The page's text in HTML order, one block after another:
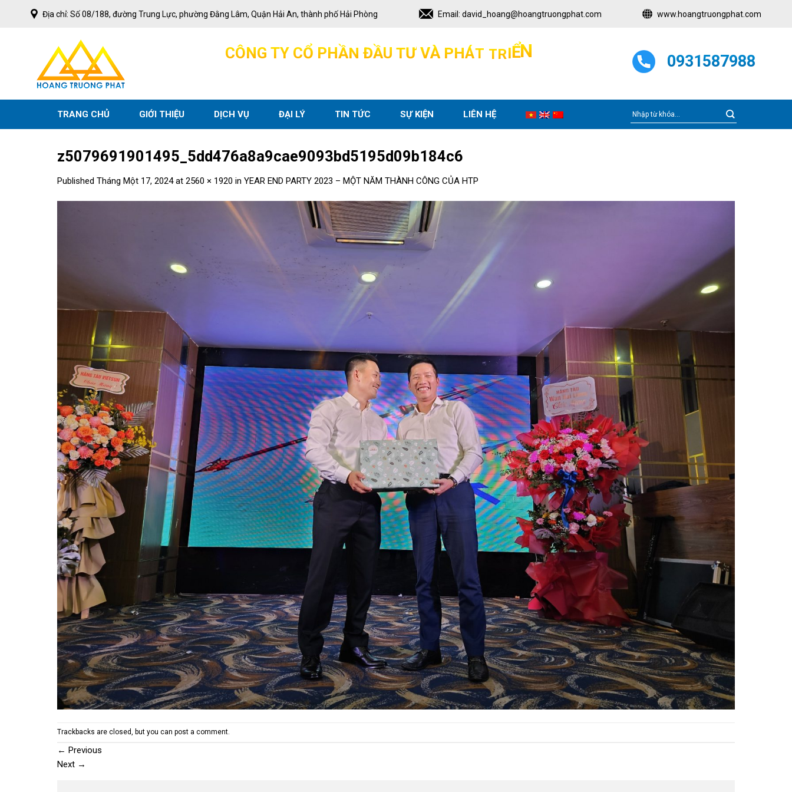
Địa chỉ: Số 08/188, đường Trung Lực, phường Đằng Lâm, Quận Hải An, thành phố Hải Phòng Email: david_hoang@hoangtruongphat.com www.hoangtruongphat.com
CÔNG TY CỔ PHẦN ĐẦU TƯ VÀ PHÁT TRIỂN 0931587988
TRANG CHỦ GIỚI THIỆU DỊCH VỤ ĐẠI LÝ TIN TỨC SỰ KIỆN LIÊN HỆ
z5079691901495_5dd476a8a9cae9093bd5195d09b184c6
Published Tháng Một 17, 2024at 2560 × 1920 in YEAR END PARTY 2023 – MỘT NĂM THÀNH CÔNG CỦA HTP
Trackbacks are closed, but you can post a comment.
← Previous
Next →